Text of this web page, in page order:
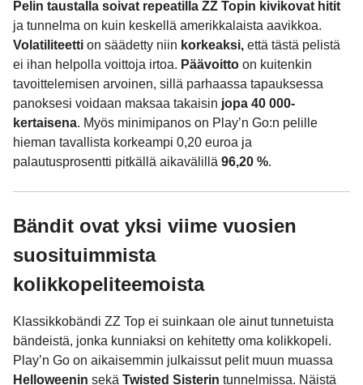
Pelin taustalla soivat repeatilla ZZ Topin kivikovat hitit
ja tunnelma on kuin keskellä amerikkalaista aavikkoa.
Volatiliteettion säädetty niin korkeaksi,että tästä pelistä
ei ihan helpolla voittoja irtoa. Päävoittoon kuitenkin
tavoittelemisen arvoinen, sillä parhaassa tapauksessa
panoksesi voidaan maksaa takaisin jopa 40 000-
kertaisena. Myös minimipanos on Play’n Go:n pelille
hieman tavallista korkeampi 0,20 euroa ja
palautusprosentti pitkällä aikavälillä 96,20 %.
Bändit ovat yksi viime vuosien
suosituimmista
kolikkopeliteemoista
Klassikkobändi ZZ Top ei suinkaan ole ainut tunnetuista
bändeistä, jonka kunniaksi on kehitetty oma kolikkopeli.
Play’n Go on aikaisemmin julkaissut pelit muun muassa
Helloweenin sekä Twisted Sisterin tunnelmissa. Näistä